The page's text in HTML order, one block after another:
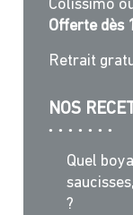
Colissimo
Offerte dès
Retrait
NOS
Quel
?